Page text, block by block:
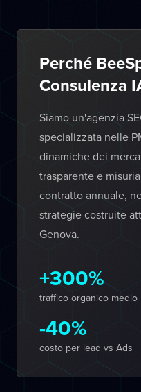
Perché
Consulenza
Siamo un'agenzia
specializzata nelle
dinamiche dei
trasparente e
contratto annuale,
strategie costruite
Genova.
+300%
traffico organico medio
-40%
costo per lead vs Ads